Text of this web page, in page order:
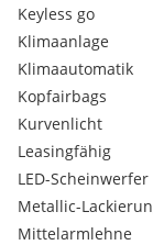
Velours
Abdeckung
Chrom
LED Blinklichter
Stoffsitze
USB Type A &
Sitzreihe
Extras:
Metallic
Keyless go
Klimaanlage
Klimaautomatik
Kopfairbags
Kurvenlicht
Leasingfähig
LED-Scheinwerfer
Metallic-
Mittelarmlehne